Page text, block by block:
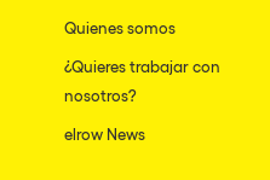
Quienes somos
¿Quieres trabajar con
nosotros?
elrow News